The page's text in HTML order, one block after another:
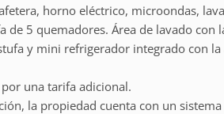
horno eléctrico, microondas,
5 quemadores. Área de lavado con
y mini refrigerador integrado con la
una tarifa adicional.
la propiedad cuenta con un